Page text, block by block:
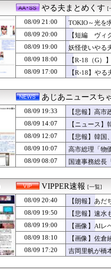
【ウマ娘】4コマ「スズカさ
離党しなさいよ 〜 【悲報
【画像】最近のアラフィフ
【敗戦】西武ファン集合（
【朗報】カープ鈴木健矢、
【画像】嫁の浮気が発覚。
【悲報】佐藤二朗、ガチで
私が作った餃子ラーメンを
【ホロライブ】急にエッッ
【悲報】渡邊渚さん、意味
「日本では家をオール電化
【阪神対中日19回戦】阪神
【動画】巨乳ギャルさん、
【速報】ウクライナからの
記録的猛暑の欧州、ドナウ
自宅前の一方通行の道路が
【悲報】台湾、長崎原爆式
ニートの弟が住む格安マン
ダウンロード版買うやつの
【ロッテ対オリックス20回
中国人「東京の街中にある
【画像】白石麻衣(33)さん
【風来のシレン】アイテム
謎の勢力「AI発展したらお
お前ら今期アニメ何見てる
【わかる】セクシー女優が
向かいの倉庫が火の海とな
やる夫まとめくす [
08/09 21:00
TOKIO～光
08/09 20:00
【短編 ヴィ
08/09 19:00
妖怪使いやる
08/09 18:00
【R-18（G
08/09 17:00
【R-18】や
あじあニュースち
08/09 19:33
【悲報】高
08/09 14:07
【ニュース
08/09 12:07
【悲報】韓
08/09 10:07
高市総理「物
08/09 08:07
国連事務総長
VIPPER速報 [一覧]
08/09 20:40
【朗報】あ
08/09 19:50
【悲報】速
08/09 19:00
【画像】AI
08/09 18:10
【画像】佐
08/09 17:20
吉岡里帆が橋